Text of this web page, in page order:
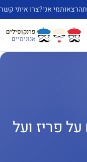
הרצאותמי אני?צרו איתי קשר
פרנקופילים
אנונימיים
פריז ועל